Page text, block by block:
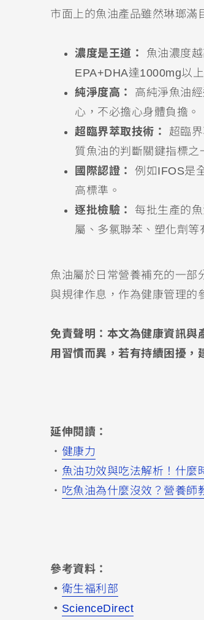
市面上的魚油產品雖然琳瑯滿
濃度是王道：
魚油濃度
EPA+DHA達1000mg以
純淨度高：
高純淨魚油
心，不必擔心身體負擔。
超臨界萃取技術：
超臨
質魚油的判斷關鍵指標之
國際認證：
例如IFOS是
高標準。
逐批檢驗：
每批生產的
屬、多氯聯苯、塑化劑等
魚油屬於日常營養補充的一部
與規律作息，作為健康管理的
免責聲明：本文為健康資訊與
用習慣而異，若有持續困擾，
延伸閱讀：
・ 健康力
・ 魚油功效與吃法解析！什麼
・ 吃魚油為什麼沒效？營養師
參考資料：
・ 衛生福利部
・ ScienceDirect